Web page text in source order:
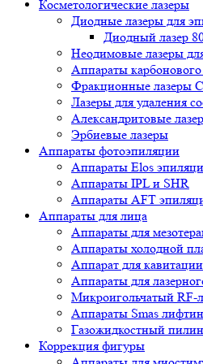
Косметологические лазеры
Диодные лазеры для
Диодный лазер
Неодимовые лазеры
Аппараты
Фракционные лазеры
Лазеры для удаления
Александритовые
Эрбиевые лазеры
Аппараты фотоэпиляции
Аппараты Elos
Аппараты IPL и SHR
Аппараты AFT
Аппараты для лица
Аппараты для
Аппараты холодной
Аппарат для
Аппараты для
Микроигольчатый RF-
Аппараты Smas
Газожидкостный
Коррекция фигуры